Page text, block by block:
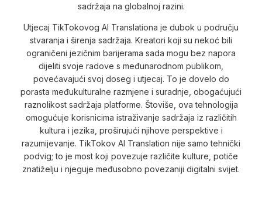
sadržaja na globalnoj razini.
Utjecaj TikTokovog AI Translationa je dubok u području
stvaranja i širenja sadržaja. Kreatori koji su nekoć bili
ograničeni jezičnim barijerama sada mogu bez napora
dijeliti svoje radove s međunarodnom publikom,
povećavajući svoj doseg i utjecaj. To je dovelo do
porasta međukulturalne razmjene i suradnje, obogaćujući
raznolikost sadržaja platforme. Štoviše, ova tehnologija
omogućuje korisnicima istraživanje sadržaja iz različitih
kultura i jezika, proširujući njihove perspektive i
razumijevanje. TikTokov AI Translation nije samo tehnički
podvig; to je most koji povezuje različite kulture, potiče
znatiželju i njeguje međusobno povezaniji digitalni svijet.